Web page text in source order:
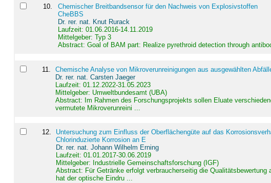
10.
Chemischer Breitbandsensor für den Nachweis von Explosivstoffen
CheBBS
Dr. rer. nat. Knut Rurack
Laufzeit: 01.06.2016-14.11.2019
Mittelgeber: Typ 3
Abstract:Goal of BAM part: Realize pyrethroid detection through
11
Chemische Analyse von Mikroverunreinigungen aus ausgewählten
Dr. rer. nat. Carsten Jaeger
Laufzeit: 01.12.2022-31.05.2023
Mittelgeber: Umweltbundesamt (UBA)
Abstract: Im Rahmen des Forschungsprojekts sollen Eluate
vermutete Mikroverunreini ...
12.
Untersuchung zum Einfluss der Oberflächengüte auf das
Chlorinduzierte Korrosion an E
Dr. rer. nat. Johann Wilhelm Erning
Laufzeit: 01.01.2017-30.06.2019
Mittelgeber: Industrielle Gemeinschaftsforschung (IGF)
Abstract: Für Getränke erfolgt verbraucherseitig die
hat der optische Eindru ...